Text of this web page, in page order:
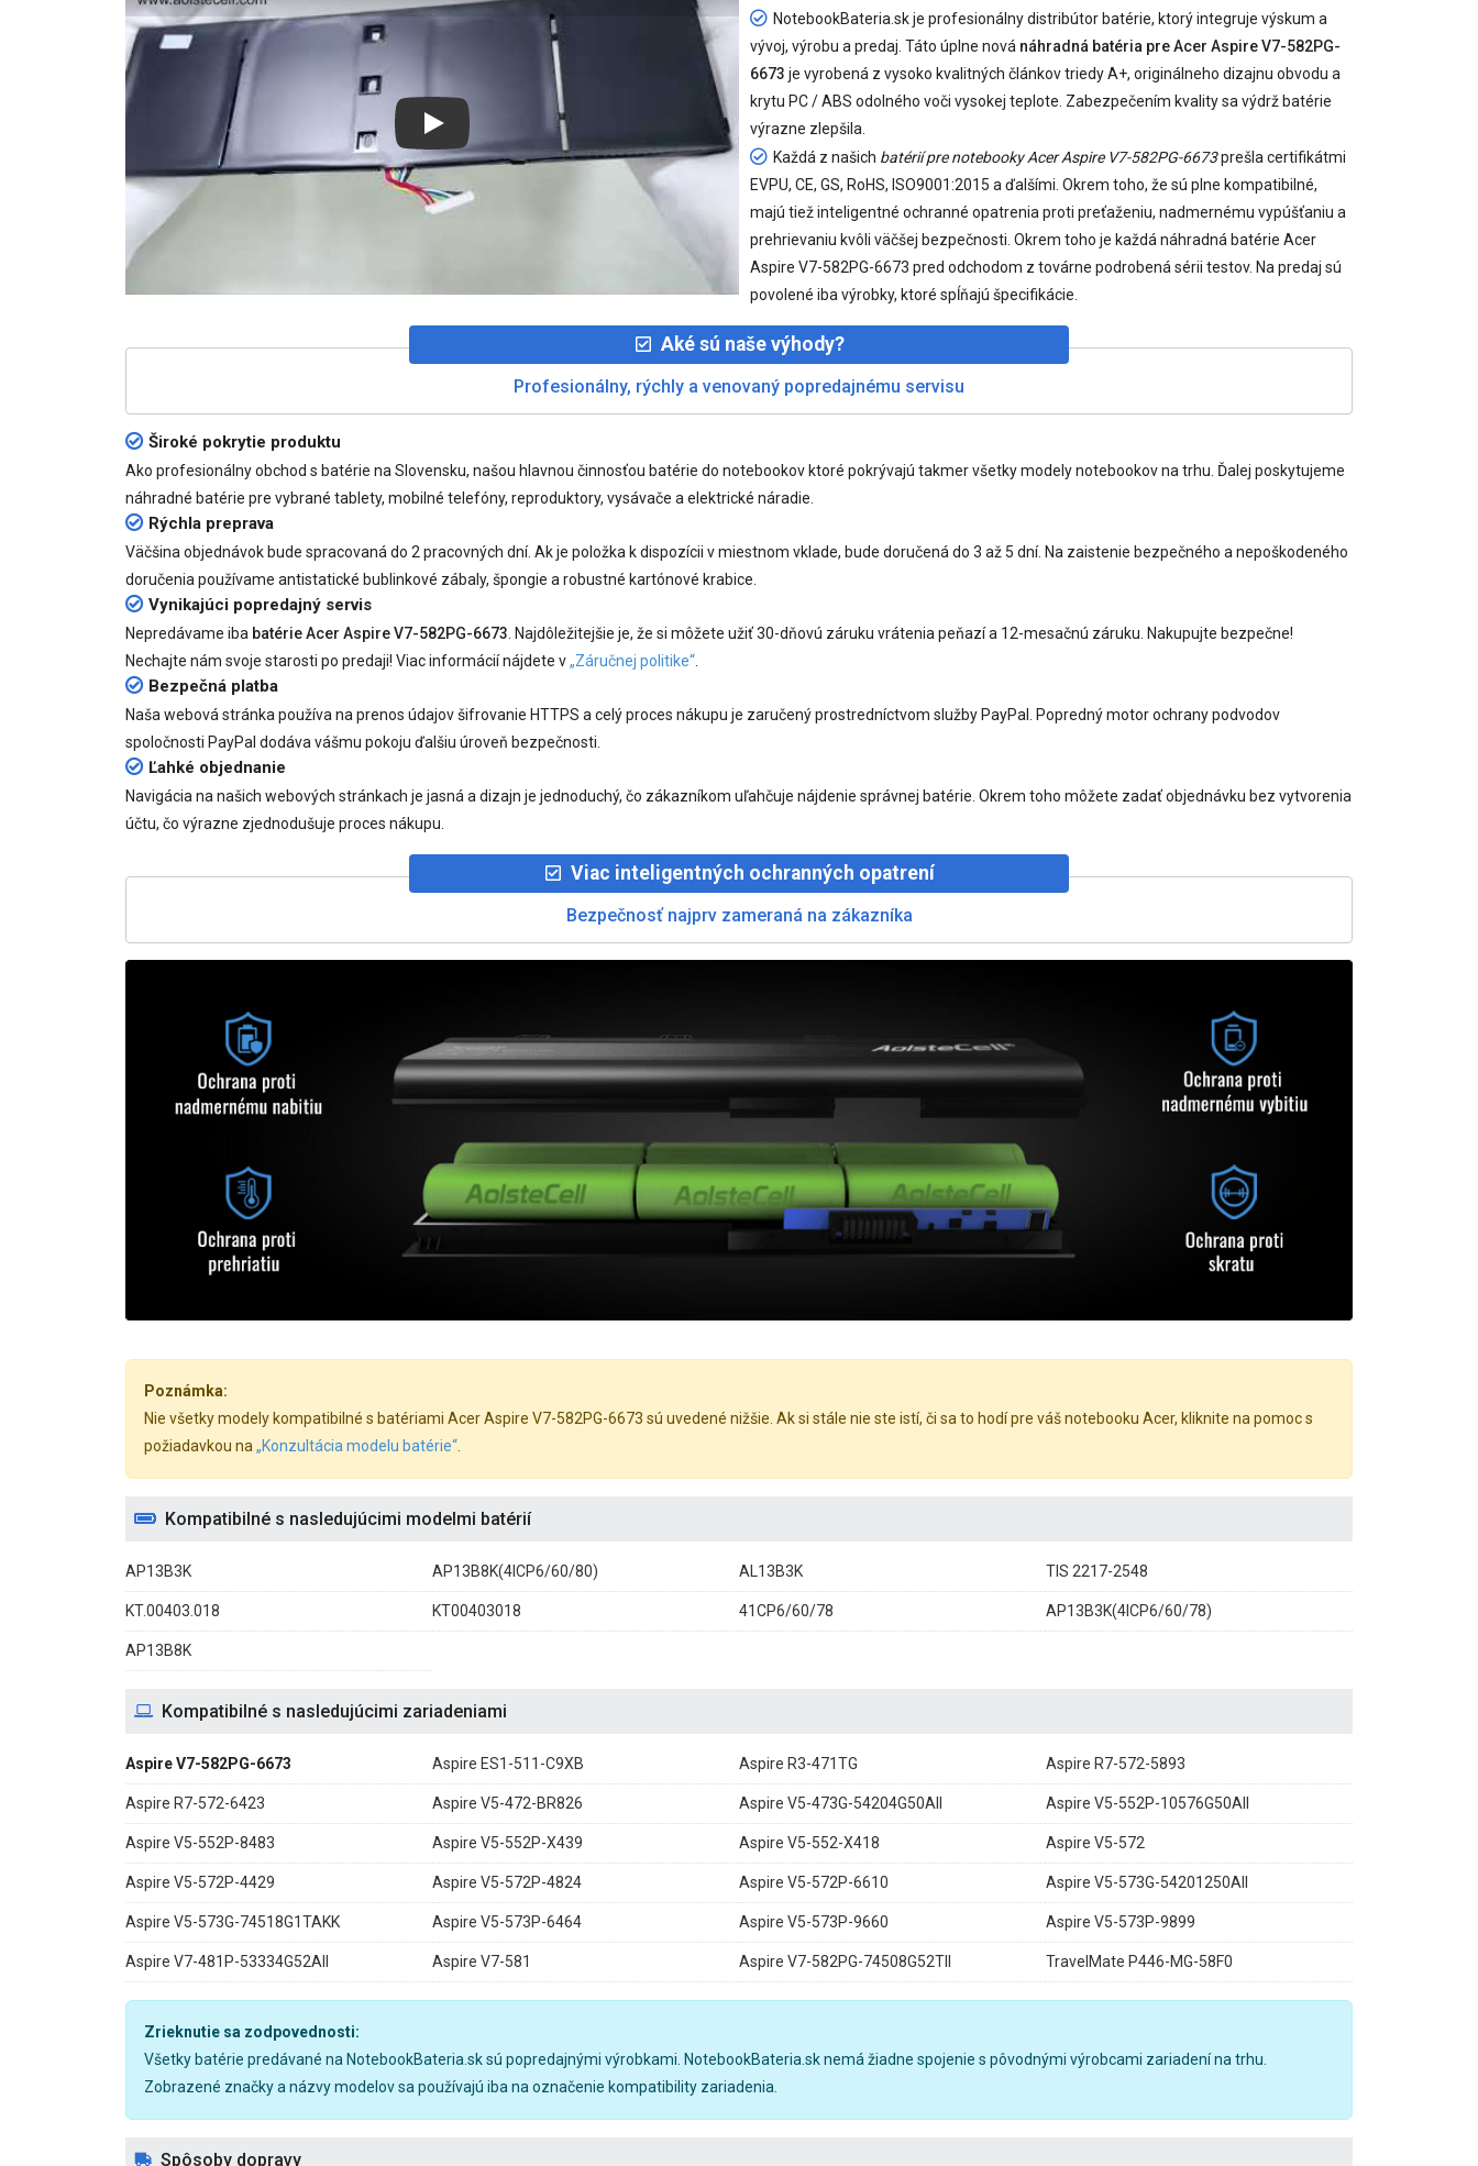
Play
NotebookBateria.sk je profesionálny distribútor batérie, ktorý integruje výskum a
vývoj, výrobu a predaj. Táto úplne nová náhradná batéria pre Acer Aspire V7-582PG-
6673 je vyrobená z vysoko kvalitných článkov triedy A+, originálneho dizajnu obvodu a
krytu PC / ABS odolného voči vysokej teplote. Zabezpečením kvality sa výdrž batérie
výrazne zlepšila.
Každá z našich batérií pre notebooky Acer Aspire V7-582PG-6673prešla certifikátmi
EVPU, CE, GS, RoHS, ISO9001:2015 a ďalšími. Okrem toho, že sú plne kompatibilné,
majú tiež inteligentné ochranné opatrenia proti preťaženiu, nadmernému vypúšťaniu a
prehrievaniu kvôli väčšej bezpečnosti. Okrem toho je každá náhradná batérie Acer
Aspire V7-582PG-6673 pred odchodom z továrne podrobená sérii testov. Na predaj sú
povolené iba výrobky, ktoré spĺňajú špecifikácie.
Aké sú naše výhody?
Profesionálny, rýchly a venovaný popredajnému servisu
Široké pokrytie produktu
Ako profesionálny obchod s batérie na Slovensku, našou hlavnou činnosťou batérie do notebookov ktoré pokrývajú takmer všetky modely notebookov na trhu. Ďalej poskytujeme
náhradné batérie pre vybrané tablety, mobilné telefóny, reproduktory, vysávače a elektrické náradie.
Rýchla preprava
Väčšina objednávok bude spracovaná do 2 pracovných dní. Ak je položka k dispozícii v miestnom vklade, bude doručená do 3 až 5 dní. Na zaistenie bezpečného a nepoškodeného
doručenia používame antistatické bublinkové zábaly, špongie a robustné kartónové krabice.
Vynikajúci popredajný servis
Nepredávame iba batérie Acer Aspire V7-582PG-6673 . Najdôležitejšie je, že si môžete užiť 30-dňovú záruku vrátenia peňazí a 12-mesačnú záruku. Nakupujte bezpečne!
Nechajte nám svoje starosti po predaji! Viac informácií nájdete v„Záručnej politike“
Bezpečná platba
Naša webová stránka používa na prenos údajov šifrovanie HTTPS a celý proces nákupu je zaručený prostredníctvom služby PayPal. Popredný motor ochrany podvodov
spoločnosti PayPal dodáva vášmu pokoju ďalšiu úroveň bezpečnosti.
Ľahké objednanie
Navigácia na našich webových stránkach je jasná a dizajn je jednoduchý, čo zákazníkom uľahčuje nájdenie správnej batérie. Okrem toho môžete zadať objednávku bez vytvorenia
účtu, čo výrazne zjednodušuje proces nákupu.
Viac inteligentných ochranných opatrení
Bezpečnosť najprv zameraná na zákazníka
Poznámka:
Nie všetky modely kompatibilné s batériami Acer Aspire V7-582PG-6673 sú uvedené nižšie. Ak si stále nie ste istí, či sa to hodí pre váš notebooku Acer, kliknite na pomoc s
požiadavkou na „Konzultácia modelu batérie“
Kompatibilné s nasledujúcimi modelmi batérií
AP13B3K AP13B8K(4ICP6/60/80) AL13B3K TIS 2217-2548
KT.00403.018 KT00403018 41CP6/60/78 AP13B3K(4ICP6/60/78)
AP13B8K
Kompatibilné s nasledujúcimi zariadeniami
Aspire V7-582PG-6673 Aspire ES1-511-C9XB Aspire R3-471TG Aspire R7-572-5893
Aspire R7-572-6423 Aspire V5-472-BR826 Aspire V5-473G-54204G50AII Aspire V5-552P-10576G50AII
Aspire V5-552P-8483 Aspire V5-552P-X439 Aspire V5-552-X418 Aspire V5-572
Aspire V5-572P-4429 Aspire V5-572P-4824 Aspire V5-572P-6610 Aspire V5-573G-54201250AII
Aspire V5-573G-74518G1TAKK Aspire V5-573P-6464 Aspire V5-573P-9660 Aspire V5-573P-9899
Aspire V7-481P-53334G52AII Aspire V7-581 Aspire V7-582PG-74508G52TII TravelMate P446-MG-58F0
Zrieknutie sa zodpovednosti:
Všetky batérie predávané na NotebookBateria.sk sú popredajnými výrobkami. NotebookBateria.sk nemá žiadne spojenie s pôvodnými výrobcami zariadení na trhu.
Zobrazené značky a názvy modelov sa používajú iba na označenie kompatibility zariadenia.
Spôsoby dopravy